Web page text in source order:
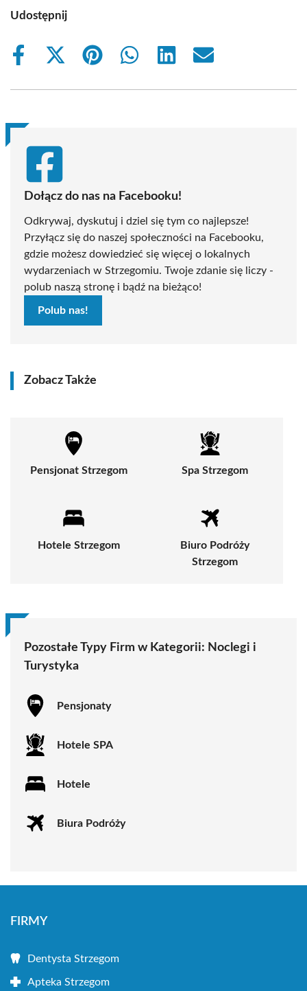
Udostępnij
Share
Share
(Twitter)
Share
Share
Share
Share
Dołącz do nas na Facebooku!
Odkrywaj, dyskutuj i dziel się tym co najlepsze!
Przyłącz się do naszej społeczności na Facebooku,
gdzie możesz dowiedzieć się więcej o lokalnych
wydarzeniach w Strzegomiu. Twoje zdanie się liczy -
polub naszą stronę i bądź na bieżąco!
Polub nas!
Zobacz Także
Pensjonat Strzegom Spa Strzegom
Hotele Strzegom
Biuro Podróży
Strzegom
Pozostałe Typy Firm w Kategorii: Noclegi i
Turystyka
Pensjonaty
Hotele SPA
Hotele
Biura Podróży
FIRMY
Dentysta Strzegom
Apteka Strzegom